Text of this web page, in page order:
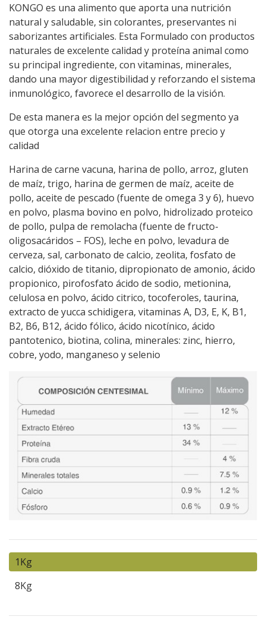
KONGO es una alimento que aporta una nutrición
natural y saludable, sin colorantes, preservantes ni
saborizantes artificiales. Esta Formulado con productos
naturales de excelente calidad y proteína animal como
su principal ingrediente, con vitaminas, minerales,
dando una mayor digestibilidad y reforzando el sistema
inmunológico, favorece el desarrollo de la visión.
De esta manera es la mejor opción del segmento ya
que otorga una excelente relacion entre precio y
calidad
Harina de carne vacuna, harina de pollo, arroz, gluten
de maíz, trigo, harina de germen de maíz, aceite de
pollo, aceite de pescado (fuente de omega 3 y 6), huevo
en polvo, plasma bovino en polvo, hidrolizado proteico
de pollo, pulpa de remolacha (fuente de fructo-
oligosacáridos – FOS), leche en polvo, levadura de
cerveza, sal, carbonato de calcio, zeolita, fosfato de
calcio, dióxido de titanio, dipropionato de amonio, ácido
propionico, pirofosfato ácido de sodio, metionina,
celulosa en polvo, ácido citrico, tocoferoles, taurina,
extracto de yucca schidigera, vitaminas A, D3, E, K, B1,
B2, B6, B12, ácido fólico, ácido nicotínico, ácido
pantotenico, biotina, colina, minerales: zinc, hierro,
cobre, yodo, manganeso y selenio
1Kg
8Kg